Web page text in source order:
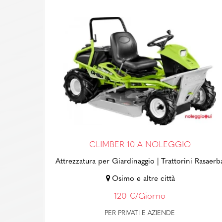
CLIMBER 10 A NOLEGGIO
Attrezzatura per Giardinaggio | Trattorini
Osimo e altre città
120 €/Giorno
PER PRIVATI E AZIENDE